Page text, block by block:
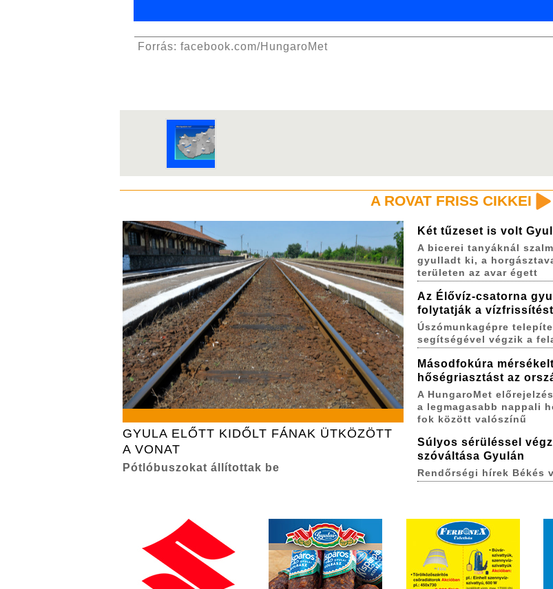
Forrás: facebook.com/HungaroMet
A ROVAT FRISS CIKKEI
GYULA ELŐTT KIDŐLT FÁNAK ÜTKÖZÖTT
A VONAT
Pótlóbuszokat állítottak be
Két tűzeset is volt
A bicerei tanyáknál
gyulladt ki, a
területen az avar égett
Az Élővíz-csatorna
folytatják a vízfrissítést
Úszómunkagépre
segítségével végzik a
Másodfokúra
hőségriasztást az
A HungaroMet
a legmagasabb nappali
fok között valószínű
Súlyos sérüléssel
szóváltása Gyulán
Rendőrségi hírek Békés